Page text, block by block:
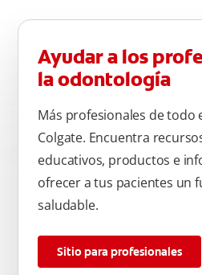
Ayudar a los
la odontología
Más profesionales de todo
Colgate. Encuentra
educativos, productos e
ofrecer a tus pacientes un
saludable.
Sitio para profesionales